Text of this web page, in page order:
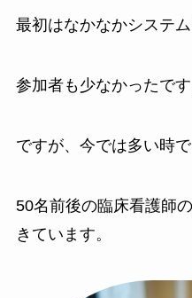
最初はなかなかシステム
参加者も少なかったです
ですが、今では多い時で
50名前後の臨床看護師
きています。